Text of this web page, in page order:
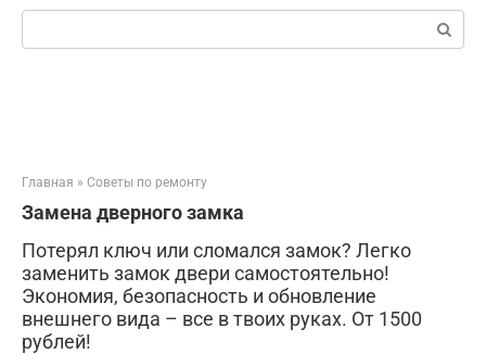
Поиск:
Главная » Советы по ремонту
Замена дверного замка
Потерял ключ или сломался замок? Легко
заменить замок двери самостоятельно!
Экономия, безопасность и обновление
внешнего вида – все в твоих руках. От 1500
рублей!